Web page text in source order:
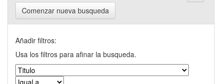
Comenzar nueva busqueda
Añadir filtros:
Usa los filtros para afinar la busqueda.